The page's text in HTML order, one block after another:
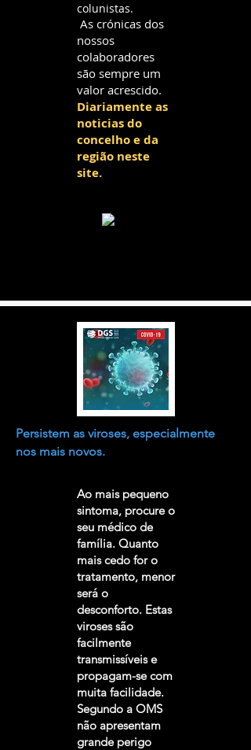
colunistas.
As crónicas dos
nossos
colaboradores
são sempre um
valor acrescido.
Diariamente as
noticias do
concelho e da
região neste
site.
Persistem as viroses, especialmente
nos mais novos.
Ao mais pequeno
sintoma, procure o
seu médico de
família. Quanto
mais cedo for o
tratamento, menor
será o
desconforto. Estas
viroses são
facilmente
transmissíveis e
propagam-se com
muita facilidade.
Segundo a OMS
não apresentam
grande perigo